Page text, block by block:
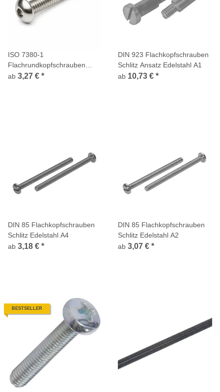
ISO 7380-1
Flachrundkopfschrauben
Innensechskant Vollgewinde
ab 3,27 € *
DIN 923 Flachkopfschrauben
Schlitz Ansatz Edelstahl A1
ab 10,73 € *
DIN 85 Flachkopfschrauben
Schlitz Edelstahl A4
ab 3,18 € *
DIN 85 Flachkopfschrauben
Schlitz Edelstahl A2
ab 3,07 € *
BESTSELLER